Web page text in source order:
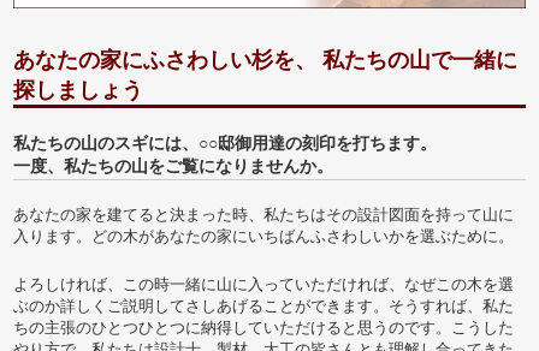
あなたの家にふさわしい杉を、 私たちの山で一緒に
探しましょう
私たちの山のスギには、○○邸御用達の刻印を打ちます。
一度、私たちの山をご覧になりませんか。
あなたの家を建てると決まった時、私たちはその設計図面を持って山に
入ります。どの木があなたの家にいちばんふさわしいかを選ぶために。
よろしければ、この時一緒に山に入っていただければ、なぜこの木を選
ぶのか詳しくご説明してさしあげることができます。そうすれば、私た
ちの主張のひとつひとつに納得していただけると思うのです。こうした